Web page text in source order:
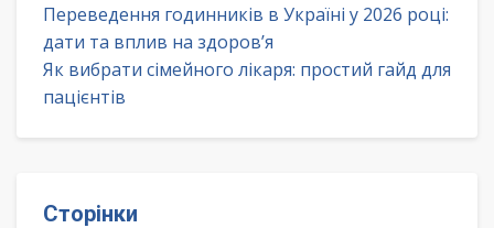
Переведення годинників в Україні у 2026 році:
дати та вплив на здоров’я
Як вибрати сімейного лікаря: простий гайд для
пацієнтів
Сторінки